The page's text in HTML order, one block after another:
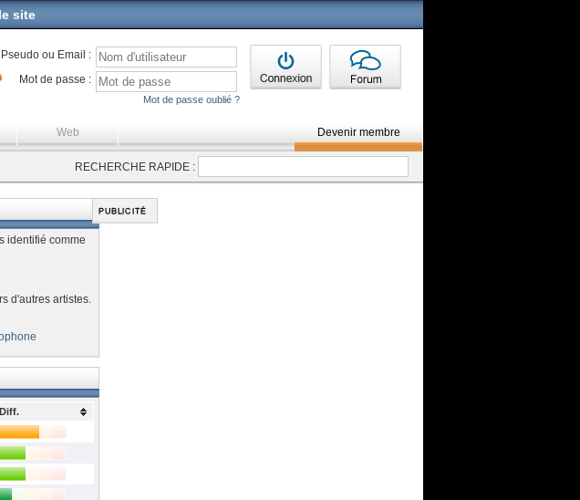
site
Pseudo ou Email :
Mot de passe :
Mot de passe oublié ?
Web Devenir membre
RECHERCHE RAPIDE :
identifié comme
d'autres artistes.
Diff.